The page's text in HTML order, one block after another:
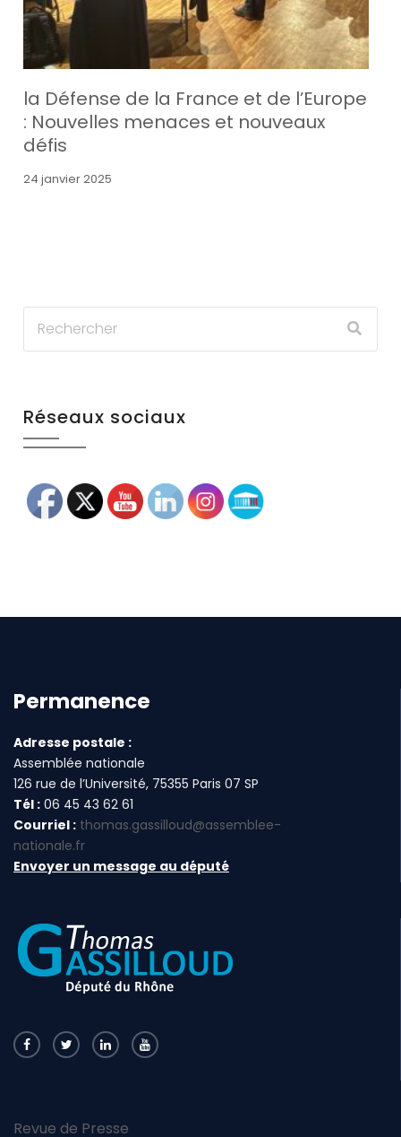
la Défense de la France et de l’Europe
: Nouvelles menaces et nouveaux
défis
24 janvier 2025
Réseaux sociaux
Permanence
Adresse postale :
Assemblée nationale
126 rue de l’Université, 75355 Paris 07 SP
Tél : 06 45 43 62 61
Courriel : thomas.gassilloud@assemblee-
nationale.fr
Envoyer un message au député
Revue de Presse